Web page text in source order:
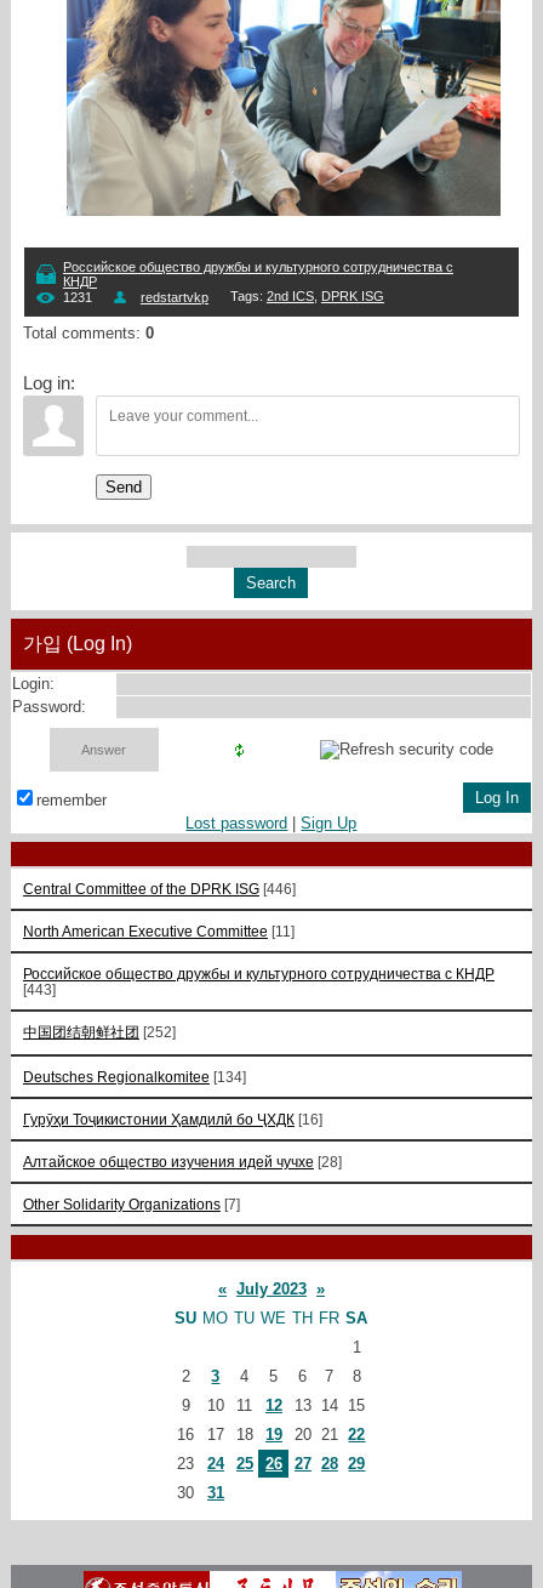
Российское общество дружбы и культурного сотрудничества с
КНДР
1231
redstartvkp Tags: 2nd ICS, DPRK ISG
Total comments: 0
Log in:
Send
가입 (Log In)
Login:
Password:
remember
Lost password |Sign Up
Central Committee of the DPRK ISG [446]
North American Executive Committee [11]
Российское общество дружбы и культурного сотрудничества с КНДР
[443]
中国团结朝鲜社团 [252]
Deutsches Regionalkomitee [134]
Гурӯҳи Тоҷикистонии Ҳамдилӣ бо ҶХДК [16]
Алтайское общество изучения идей чучхе [28]
Other Solidarity Organizations [7]
« July 2023 »
SU MO TU WE TH FR SA
1
2
3 4 5 6 7
8
9
10 11 12 13 14
15
16
17 18 19 20 21 22
23
24 25 26 27 28 29
30
31